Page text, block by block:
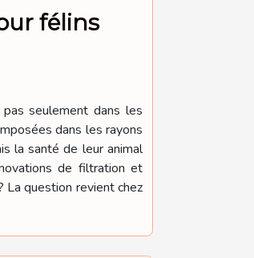
félins
seulement dans les
dans les rayons
la santé de leur animal
de filtration et
La question revient chez